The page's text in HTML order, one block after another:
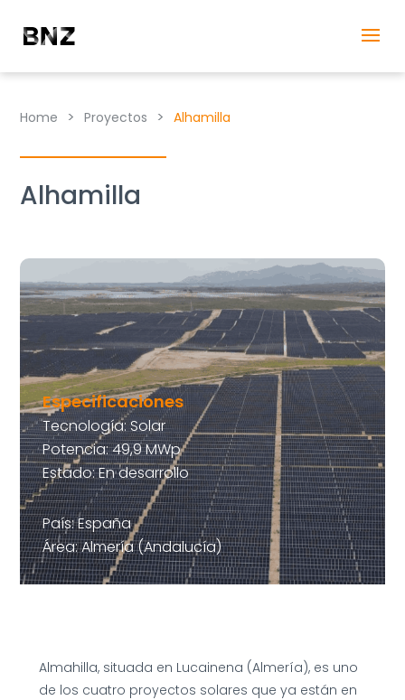
Home > Proyectos > Alhamilla
Alhamilla
Especificaciones
Tecnología: Solar
Potencia: 49,9 MWp
Estado: En desarrollo
País: España
Área: Almería (Andalucía)
Almahilla, situada en Lucainena (Almería), es uno
de los cuatro proyectos solares que ya están en